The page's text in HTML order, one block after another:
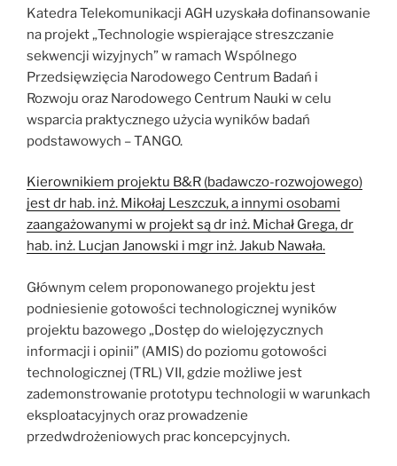
Katedra Telekomunikacji AGH uzyskała dofinansowanie
na projekt „Technologie wspierające streszczanie
sekwencji wizyjnych” w ramach Wspólnego
Przedsięwzięcia Narodowego Centrum Badań i
Rozwoju oraz Narodowego Centrum Nauki w celu
wsparcia praktycznego użycia wyników badań
podstawowych – TANGO.
Kierownikiem projektu B&R (badawczo-rozwojowego)
jest dr hab. inż. Mikołaj Leszczuk, a innymi osobami
zaangażowanymi w projekt są dr inż. Michał Grega, dr
hab. inż. Lucjan Janowski i mgr inż. Jakub Nawała.
Głównym celem proponowanego projektu jest
podniesienie gotowości technologicznej wyników
projektu bazowego „Dostęp do wielojęzycznych
informacji i opinii” (AMIS) do poziomu gotowości
technologicznej (TRL) VII, gdzie możliwe jest
zademonstrowanie prototypu technologii w warunkach
eksploatacyjnych oraz prowadzenie
przedwdrożeniowych prac koncepcyjnych.